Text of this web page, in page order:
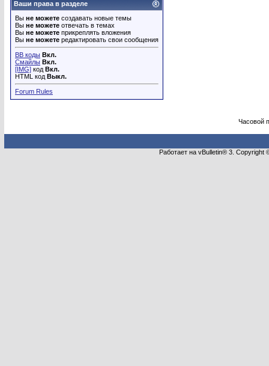
Ваши права в разделе
Вы не можете создавать новые темы
Вы не можете отвечать в темах
Вы не можете прикреплять вложения
Вы не можете редактировать свои сообщения
BB коды Вкл.
Смайлы Вкл.
[IMG] код Вкл.
HTML код Выкл.
Forum Rules
Часовой
Работает на vBulletin® 3.